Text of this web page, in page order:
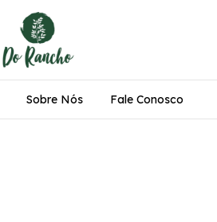
Sobre Nós Fale Conosco